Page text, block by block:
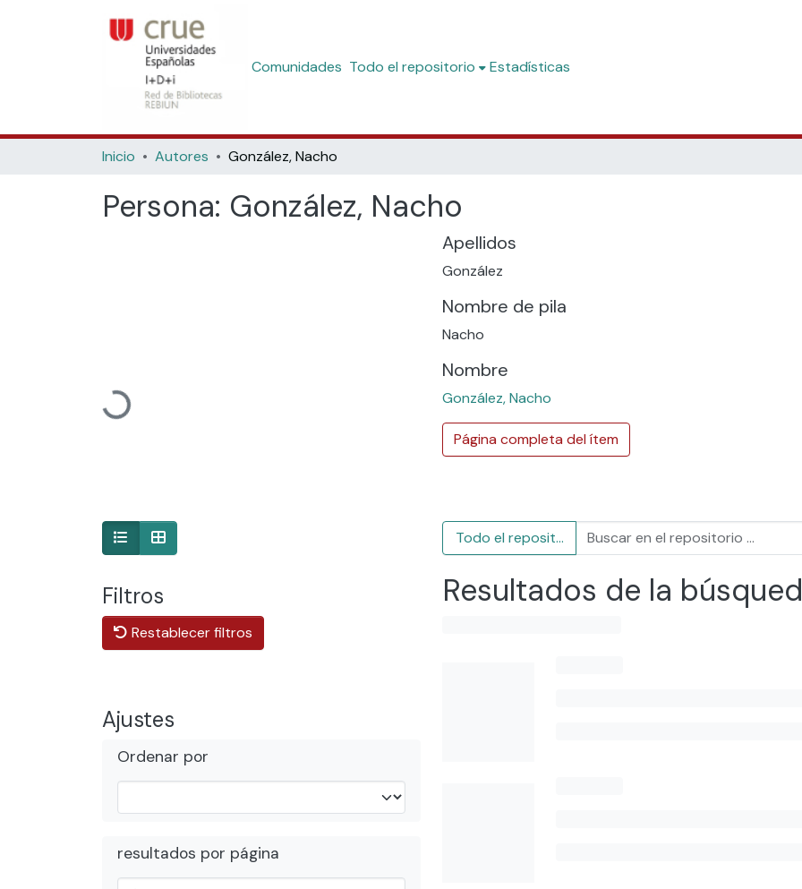
Comunidades Todo el repositorio Estadísticas
Inicio Autores González, Nacho
Persona: González, Nacho
Cargando...
Apellidos
González
Nombre de pila
Nacho
Nombre
González, Nacho
Página completa del ítem
Filtros
Restablecer filtros
Ajustes
Ordenar por
resultados por página
Todo el repositorio
Resultados de la